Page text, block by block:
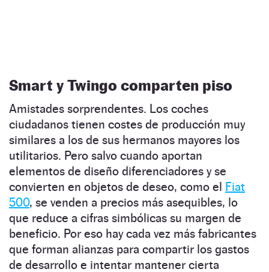
Smart y Twingo comparten piso
Amistades sorprendentes. Los coches
ciudadanos tienen costes de producción muy
similares a los de sus hermanos mayores los
utilitarios. Pero salvo cuando aportan
elementos de diseño diferenciadores y se
convierten en objetos de deseo, como el Fiat
500, se venden a precios más asequibles, lo
que reduce a cifras simbólicas su margen de
beneficio. Por eso hay cada vez más fabricantes
que forman alianzas para compartir los gastos
de desarrollo e intentar mantener cierta